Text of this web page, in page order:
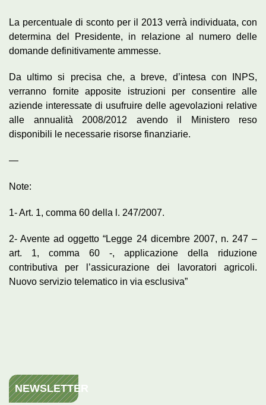
La percentuale di sconto per il 2013 verrà individuata, con
determina del Presidente, in relazione al numero delle
domande definitivamente ammesse.
Da ultimo si precisa che, a breve, d’intesa con INPS,
verranno fornite apposite istruzioni per consentire alle
aziende interessate di usufruire delle agevolazioni relative
alle annualità 2008/2012 avendo il Ministero reso
disponibili le necessarie risorse finanziarie.
—
Note:
1- Art. 1, comma 60 della l. 247/2007.
2- Avente ad oggetto “Legge 24 dicembre 2007, n. 247 –
art. 1, comma 60 -, applicazione della riduzione
contributiva per l’assicurazione dei lavoratori agricoli.
Nuovo servizio telematico in via esclusiva”
NEWSLETTER